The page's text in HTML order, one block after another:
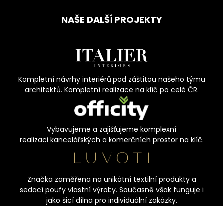
NAŠE DALŠÍ PROJEKTY
Kompletní návrhy interiérů pod záštitou našeho týmu
architektů. Kompletní realizace na klíč po celé ČR.
Vybavujeme a zajišťujeme komplexní
realizaci kancelářských a komerčních prostor na klíč.
Značka zaměřena na unikátní textilní produkty a
sedací poufy vlastní výroby. Současně však funguje i
jako šicí dílna pro individuální zakázky.